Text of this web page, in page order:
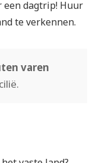
een dagtrip! Huur
te verkennen.
varen